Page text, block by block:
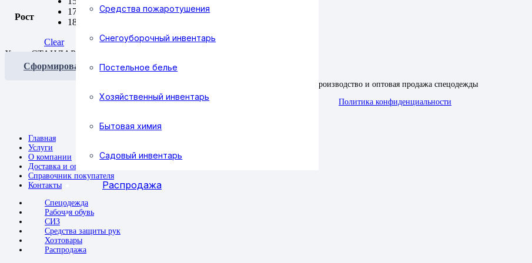
Средства пожаротушения
Снегоуборочный инвентарь
Постельное белье
Хозяйственный инвентарь
Бытовая химия
Садовый инвентарь
Распродажа
Рост
170-176
182-188
Clear
Халат СТАНДАРТ летний quantity
Сформировать заявку
Производство и оптовая продажа спецодежды
Политика конфиденциальности
Главная
Услуги
О компании
Доставка и оплата
Справочник покупателя
Контакты
Спецодежда
Рабочая обувь
СИЗ
Средства защиты рук
Хозтовары
Распродажа